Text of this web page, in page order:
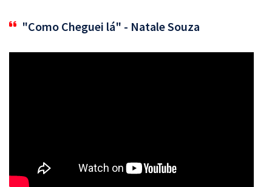
"Como Cheguei lá" - Natale Souza